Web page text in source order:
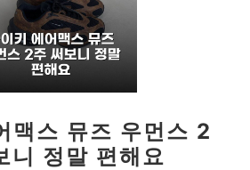
맥스 뮤즈 우먼스 2
니 정말 편해요